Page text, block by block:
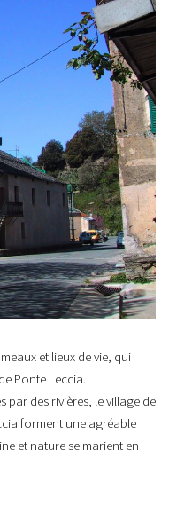
et lieux de vie, qui
Ponte Leccia.
par des rivières, le village de
forment une agréable
et nature se marient en